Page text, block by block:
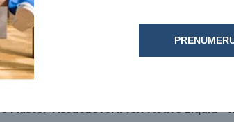
Master TissueLevel ir ICX-Active Liquid -